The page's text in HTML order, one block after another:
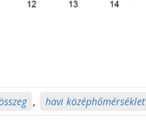
, havi középhőmérséklet